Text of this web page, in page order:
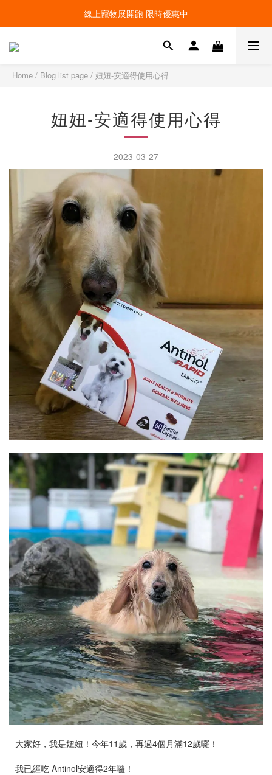
線上寵物展開跑 限時優惠中
線上寵物展開跑 限時優惠中
加入會員，現領100元購物金 ! 立即登入
Home / Blog list page / 妞妞-安適得使用心得
妞妞-安適得使用心得
2023-03-27
大家好，我是妞妞！今年11歲，再過4個月滿12歲囉！
我已經吃 Antinol安適得2年囉！